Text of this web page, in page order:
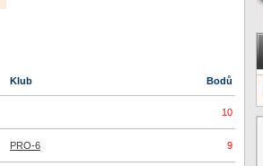
Klub Bodů
10
PRO-6 9